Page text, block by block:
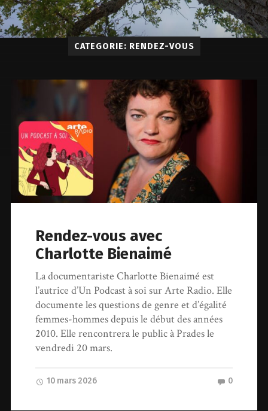
CATEGORIE: RENDEZ-VOUS
Rendez-vous avec
Charlotte Bienaimé
La documentariste Charlotte Bienaimé est
l’autrice d’Un Podcast à soi sur Arte Radio. Elle
documente les questions de genre et d’égalité
femmes-hommes depuis le début des années
2010. Elle rencontrera le public à Prades le
vendredi 20 mars.
10 mars 2026 0